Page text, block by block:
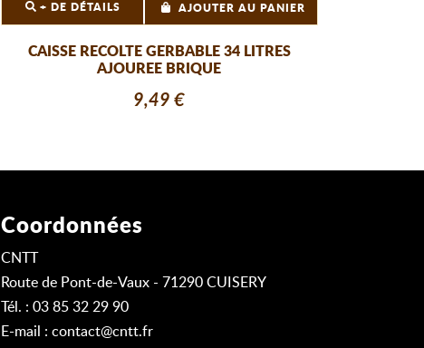
+ DE DÉTAILS AJOUTER AU PANIER
CAISSE RECOLTE GERBABLE 34 LITRES
AJOUREE BRIQUE
9,49 €
Coordonnées
CNTT
Route de Pont-de-Vaux - 71290 CUISERY
Tél. : 03 85 32 29 90
E-mail : contact@cntt.fr